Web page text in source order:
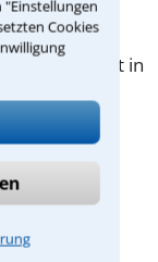
"Einstellungen
Cookies
können.
in
für eine
des
Die
betragen